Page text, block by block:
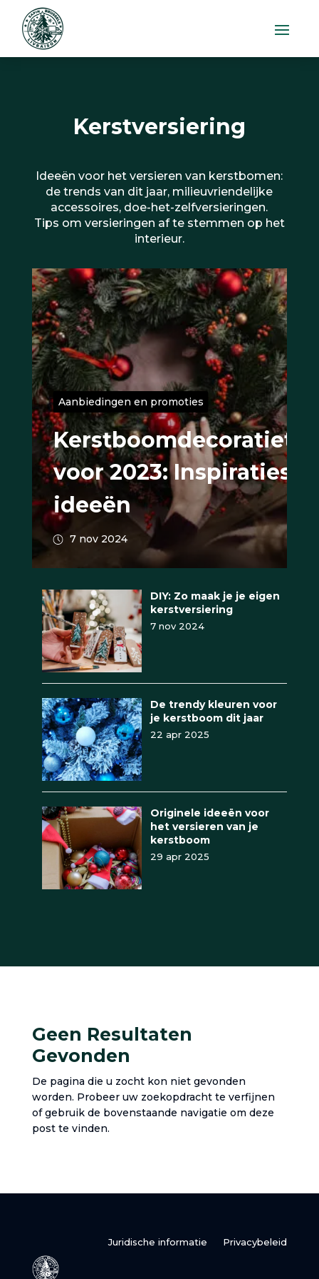
Kerstversiering
Ideeën voor het versieren van kerstbomen:
de trends van dit jaar, milieuvriendelijke
accessoires, doe-het-zelfversieringen.
Tips om versieringen af te stemmen op het
interieur.
Aanbiedingen en promoties
voor 2023: Inspiraties
ideeën
7 nov 2024
DIY: Zo maak je je eigen
kerstversiering
7 nov 2024
De trendy kleuren voor
je kerstboom dit jaar
22 apr 2025
Originele ideeën voor
het versieren van je
kerstboom
29 apr 2025
Geen Resultaten
Gevonden
De pagina die u zocht kon niet gevonden
worden. Probeer uw zoekopdracht te verfijnen
of gebruik de bovenstaande navigatie om deze
post te vinden.
Juridische informatie Privacybeleid